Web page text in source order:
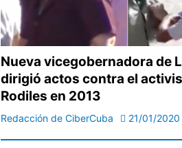
Nueva vicegobernadora de
dirigió actos contra el
Rodiles en 2013
Redacción de CiberCuba 21/01/